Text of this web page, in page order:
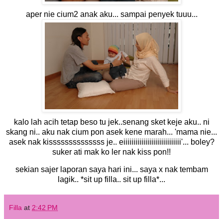
aper nie cium2 anak aku... sampai penyek tuuu...
kalo lah acih tetap beso tu jek..senang sket keje aku.. ni
skang ni.. aku nak cium pon asek kene marah... 'mama nie...
asek nak kissssssssssssss je.. eiiiiiiiiiiiiiiiiiiiiiiiiiiiii'... boley?
suker ati mak ko ler nak kiss pon!!
sekian sajer laporan saya hari ini... saya x nak tembam
lagik.. *sit up filla.. sit up filla*...
Filla at 2:42 PM